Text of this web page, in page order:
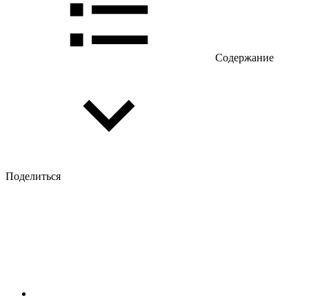
Содержание
Поделиться